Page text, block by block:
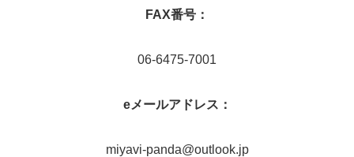
FAX番号：
06‐6475‐7001
eメールアドレス：
miyavi-panda@outlook.jp